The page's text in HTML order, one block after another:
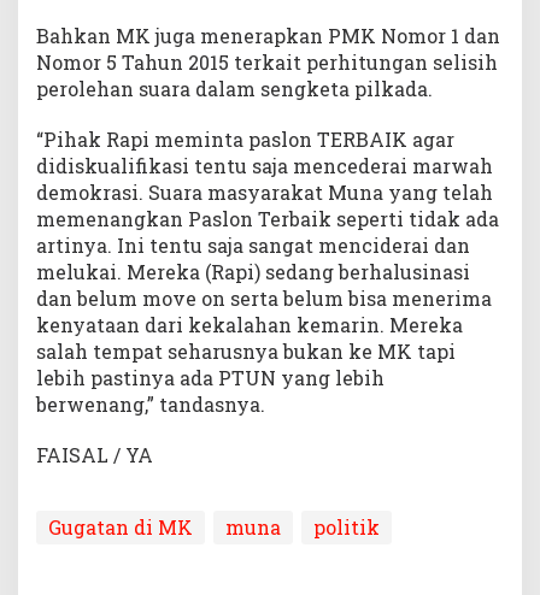
Bahkan MK juga menerapkan PMK Nomor 1 dan
Nomor 5 Tahun 2015 terkait perhitungan selisih
perolehan suara dalam sengketa pilkada.
“Pihak Rapi meminta paslon TERBAIK agar
didiskualifikasi tentu saja mencederai marwah
demokrasi. Suara masyarakat Muna yang telah
memenangkan Paslon Terbaik seperti tidak ada
artinya. Ini tentu saja sangat menciderai dan
melukai. Mereka (Rapi) sedang berhalusinasi
dan belum move on serta belum bisa menerima
kenyataan dari kekalahan kemarin. Mereka
salah tempat seharusnya bukan ke MK tapi
lebih pastinya ada PTUN yang lebih
berwenang,” tandasnya.
FAISAL / YA
Gugatan di MK muna politik